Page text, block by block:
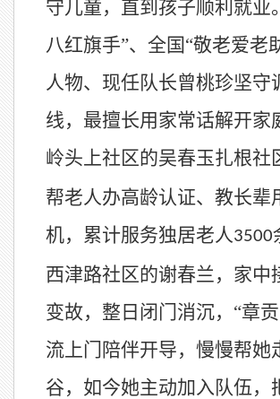
守儿童，直到孩子顺利就业
八红旗手”、全国“敬老爱老
人物、现任队长曾桃珍坚守
线，最擅长用家常话解开家
岭头上社区的吴春玉扎根社
帮老人办高龄认证、教长辈
机，累计服务独居老人3500
西津路社区的谢春兰，家中
变故，整日闭门消沉，“章
流上门陪伴开导，慢慢帮她
谷，如今她主动加入队伍，